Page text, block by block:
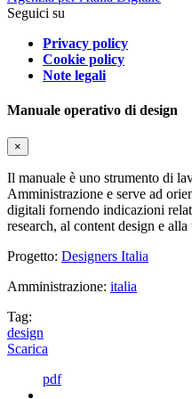
Seguici su
Privacy policy
Cookie policy
Note legali
Manuale operativo di design
×
Il manuale è uno strumento di
Amministrazione e serve ad
digitali fornendo indicazioni
research, al content design e alla
Progetto: Designers Italia
Amministrazione: italia
Tag:
design
Scarica
pdf